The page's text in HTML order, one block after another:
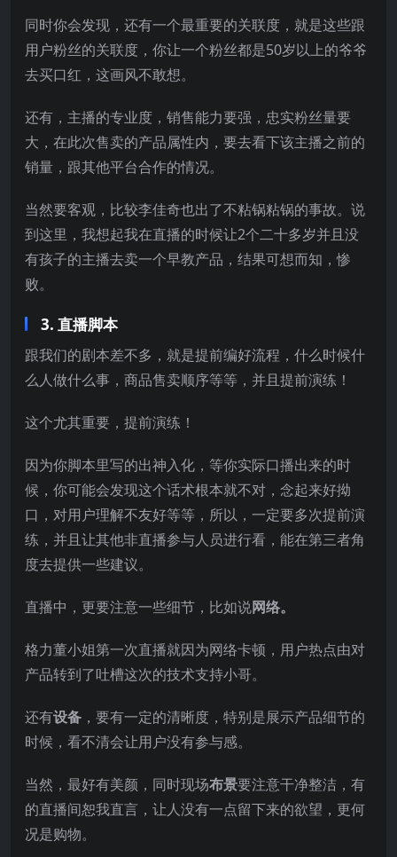
同时你会发现，还有一个最重要的关联度，就是这些跟
用户粉丝的关联度，你让一个粉丝都是50岁以上的爷爷
去买口红，这画风不敢想。
还有，主播的专业度，销售能力要强，忠实粉丝量要
大，在此次售卖的产品属性内，要去看下该主播之前的
销量，跟其他平台合作的情况。
当然要客观，比较李佳奇也出了不粘锅粘锅的事故。说
到这里，我想起我在直播的时候让2个二十多岁并且没
有孩子的主播去卖一个早教产品，结果可想而知，惨
败。
3. 直播脚本
跟我们的剧本差不多，就是提前编好流程，什么时候什
么人做什么事，商品售卖顺序等等，并且提前演练！
这个尤其重要，提前演练！
因为你脚本里写的出神入化，等你实际口播出来的时
候，你可能会发现这个话术根本就不对，念起来好拗
口，对用户理解不友好等等，所以，一定要多次提前演
练，并且让其他非直播参与人员进行看，能在第三者角
度去提供一些建议。
直播中，更要注意一些细节，比如说网络。
格力董小姐第一次直播就因为网络卡顿，用户热点由对
产品转到了吐槽这次的技术支持小哥。
还有设备 ，要有一定的清晰度，特别是展示产品细节的
时候，看不清会让用户没有参与感。
当然，最好有美颜，同时现场布景要注意干净整洁，有
的直播间恕我直言，让人没有一点留下来的欲望，更何
况是购物。